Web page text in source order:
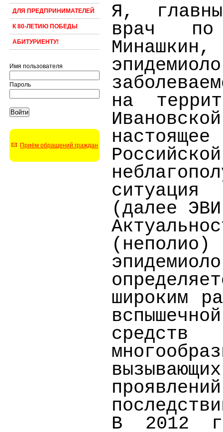
ДЛЯ ПРЕДПРИНИМАТЕЛЕЙ
К 80-ЛЕТИЮ ПОБЕДЫ
АБИТУРИЕНТУ!
Имя пользователя
Пароль
Приём обращений граждан
Я,
врач по
на
(далее
широким
средств
В 2012